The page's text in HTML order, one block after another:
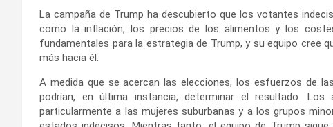
La campaña de Trump ha descubierto que los votantes
como la inflación, los precios de los alimentos y los
fundamentales para la estrategia de Trump, y su equipo cree
más hacia él.
A medida que se acercan las elecciones, los esfuerzos de
podrían, en última instancia, determinar el resultado.
particularmente a las mujeres suburbanas y a los grupos